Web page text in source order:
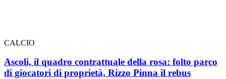
CALCIO
Ascoli, il quadro contrattuale della rosa: folto parco
di giocatori di proprietà, Rizzo Pinna il rebus